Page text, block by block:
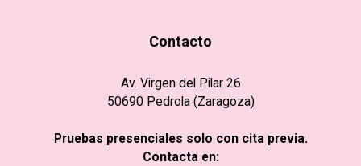
Contacto
Av. Virgen del Pilar 26
50690 Pedrola (Zaragoza)
Pruebas presenciales solo con cita previa.
Contacta en: